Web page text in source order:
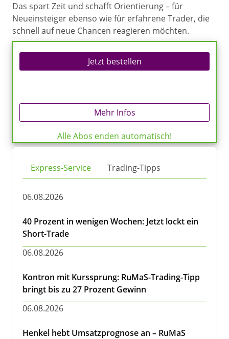
Das spart Zeit und schafft Orientierung – für
Neueinsteiger ebenso wie für erfahrene Trader, die
schnell auf neue Chancen reagieren möchten.
Jetzt bestellen
Mehr Infos
Alle Abos enden automatisch!
Express-Service Trading-Tipps
06.08.2026
40 Prozent in wenigen Wochen: Jetzt lockt ein
Short-Trade
06.08.2026
Kontron mit Kurssprung: RuMaS-Trading-Tipp
bringt bis zu 27 Prozent Gewinn
06.08.2026
Henkel hebt Umsatzprognose an – RuMaS